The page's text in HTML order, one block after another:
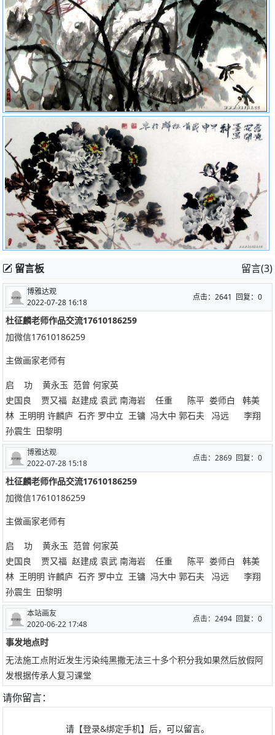
留言板 留言(3)
博雅达观
2022-07-28 16:18
点击：2641 回复：0
杜征麟老师作品交流17610186259
加微信17610186259
主做画家老师有
启 功 黄永玉 范曾 何家英
史国良 贾又福 赵建成 袁武 南海岩 任重 陈平 娄师白 韩美
林 王明明 许麟庐 石齐 罗中立 王镛 冯大中 郭石夫 冯远 李翔
孙震生 田黎明
博雅达观
2022-07-28 15:18
点击：2869 回复：0
杜征麟老师作品交流17610186259
加微信17610186259
主做画家老师有
启 功 黄永玉 范曾 何家英
史国良 贾又福 赵建成 袁武 南海岩 任重 陈平 娄师白 韩美
林 王明明 许麟庐 石齐 罗中立 王镛 冯大中 郭石夫 冯远 李翔
孙震生 田黎明
本站画友
2020-06-22 17:48
点击：2494 回复：0
事发地点时
无法施工点附近发生污染纯黑撒无法三十多个积分我如果然后放假阿
发根据传承人复习课堂
请你留言：
请 【登录&绑定手机】 后，可以留言。